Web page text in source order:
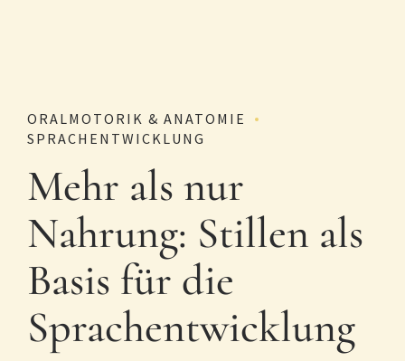
ORALMOTORIK & ANATOMIE
SPRACHENTWICKLUNG
Mehr als nur
Nahrung: Stillen als
Basis für die
Sprachentwicklung